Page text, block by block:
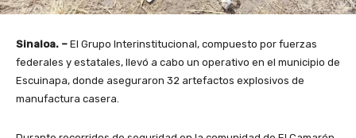
Sinaloa. – El Grupo Interinstitucional, compuesto por fuerzas
federales y estatales, llevó a cabo un operativo en el municipio de
Escuinapa, donde aseguraron 32 artefactos explosivos de
manufactura casera.